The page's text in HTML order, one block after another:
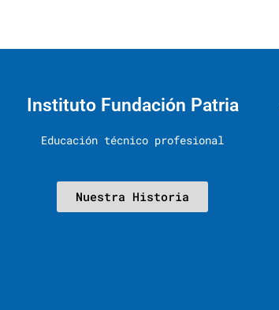
Instituto Fundación Patria
Educación técnico profesional
Nuestra Historia